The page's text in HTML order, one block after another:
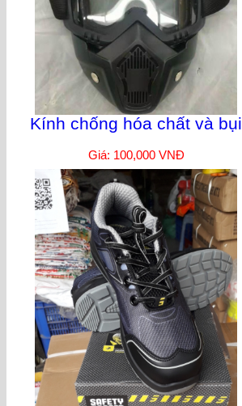
Kính chống hóa chất và bụi
Giá: 100,000 VNĐ